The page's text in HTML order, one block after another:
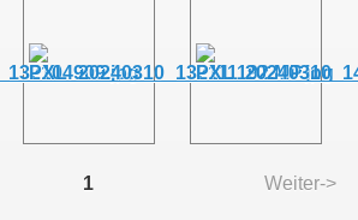
1 Weiter->